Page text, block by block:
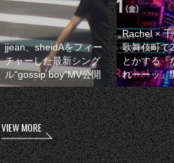
jjean、sheidAをフィー
チャーした最新シング
ル“gossip boy”MV公開
Rachel ×
歌舞伎町で
とかする『
れーーッ』
VIEW MORE